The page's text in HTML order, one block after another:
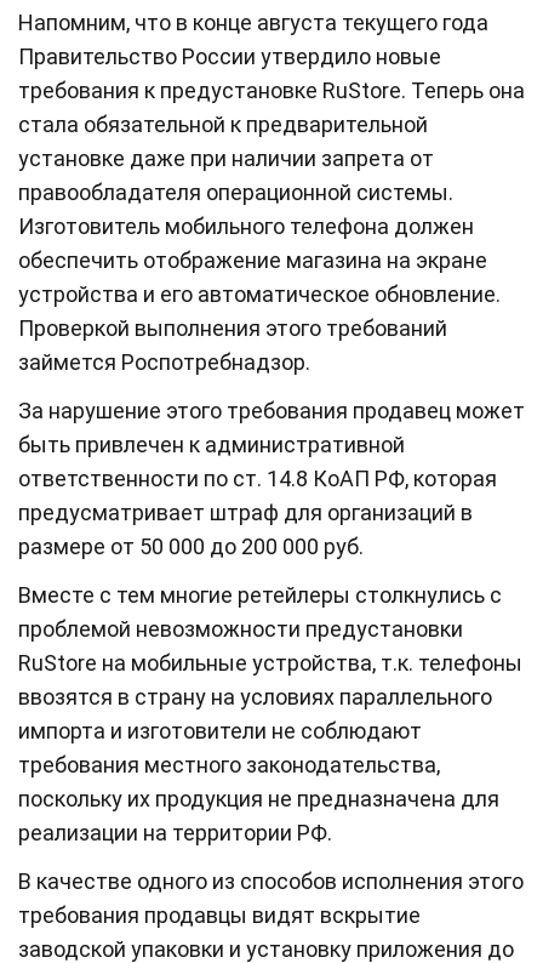
Напомним, что в конце августа текущего года
Правительство России утвердило новые
требования к предустановке RuStore. Теперь она
стала обязательной к предварительной
установке даже при наличии запрета от
правообладателя операционной системы.
Изготовитель мобильного телефона должен
обеспечить отображение магазина на экране
устройства и его автоматическое обновление.
Проверкой выполнения этого требований
займется Роспотребнадзор.
За нарушение этого требования продавец может
быть привлечен к административной
ответственности по ст. 14.8 КоАП РФ, которая
предусматривает штраф для организаций в
размере от 50 000 до 200 000 руб.
Вместе с тем многие ретейлеры столкнулись с
проблемой невозможности предустановки
RuStore на мобильные устройства, т.к. телефоны
ввозятся в страну на условиях параллельного
импорта и изготовители не соблюдают
требования местного законодательства,
поскольку их продукция не предназначена для
реализации на территории РФ.
В качестве одного из способов исполнения этого
требования продавцы видят вскрытие
заводской упаковки и установку приложения до